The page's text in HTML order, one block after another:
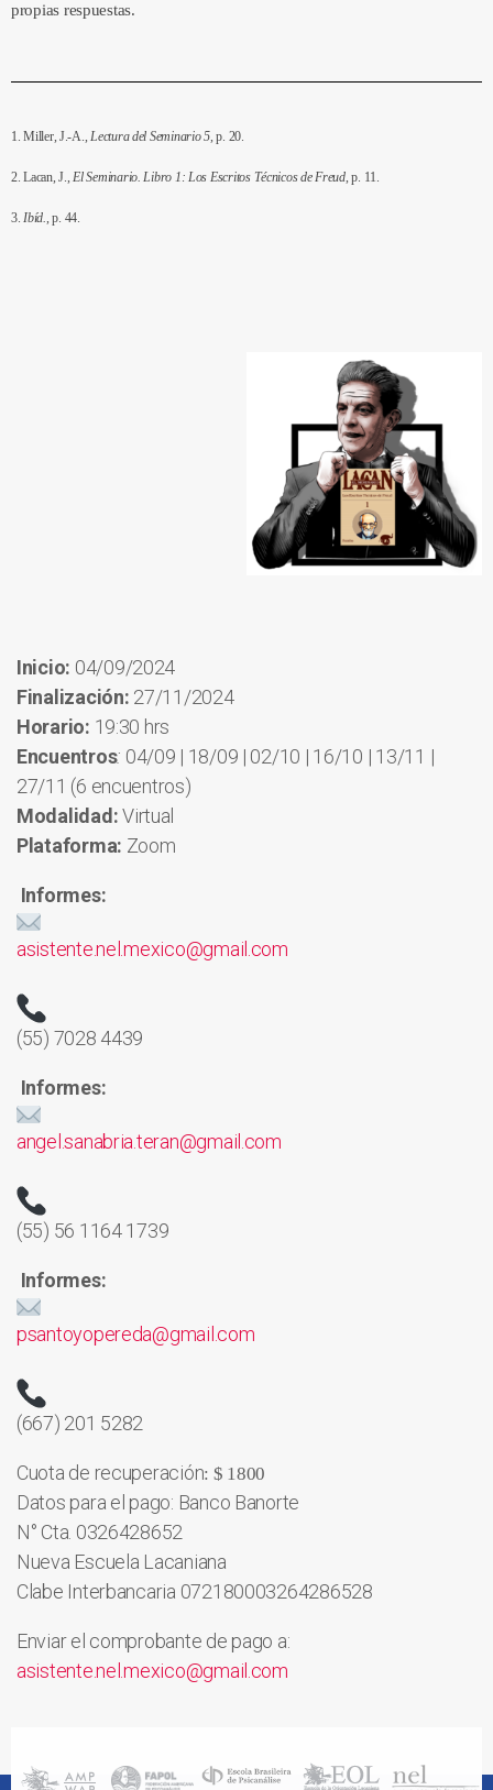
propias respuestas.
1. Miller, J.-A., Lectura del Seminario 5, p. 20.
2. Lacan, J., El Seminario. Libro 1: Los Escritos Técnicos de Freud, p. 11.
3. Ibíd. , p. 44.
Inicio: 04/09/2024
Finalización: 27/11/2024
Horario: 19:30 hrs
Encuentros: 04/09 | 18/09 | 02/10 | 16/10 | 13/11 |
27/11 (6 encuentros)
Modalidad:Virtual
Plataforma: Zoom
Informes:
asistente.nel.mexico@gmail.com
(55) 7028 4439
Informes:
angel.sanabria.teran@gmail.com
(55) 56 1164 1739
Informes:
psantoyopereda@gmail.com
(667) 201 5282
Cuota de recuperación: $ 1800
Datos para el pago: Banco Banorte
N° Cta. 0326428652
Nueva Escuela Lacaniana
Clabe Interbancaria 072180003264286528
Enviar el comprobante de pago a:
asistente.nel.mexico@gmail.com